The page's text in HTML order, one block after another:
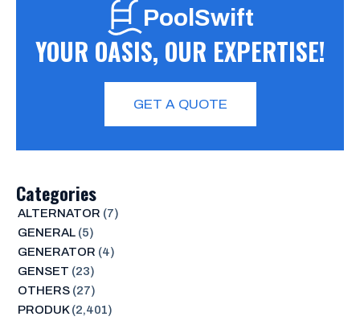
PoolSwift
YOUR OASIS, OUR EXPERTISE!
GET A QUOTE
Categories
ALTERNATOR (7)
GENERAL(5)
GENERATOR (4)
GENSET (23)
OTHERS(27)
PRODUK(2,401)